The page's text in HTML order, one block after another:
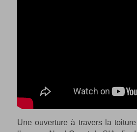
Une ouverture à travers la